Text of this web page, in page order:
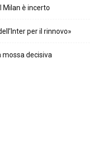
Milan è incerto
per il rinnovo»
decisiva